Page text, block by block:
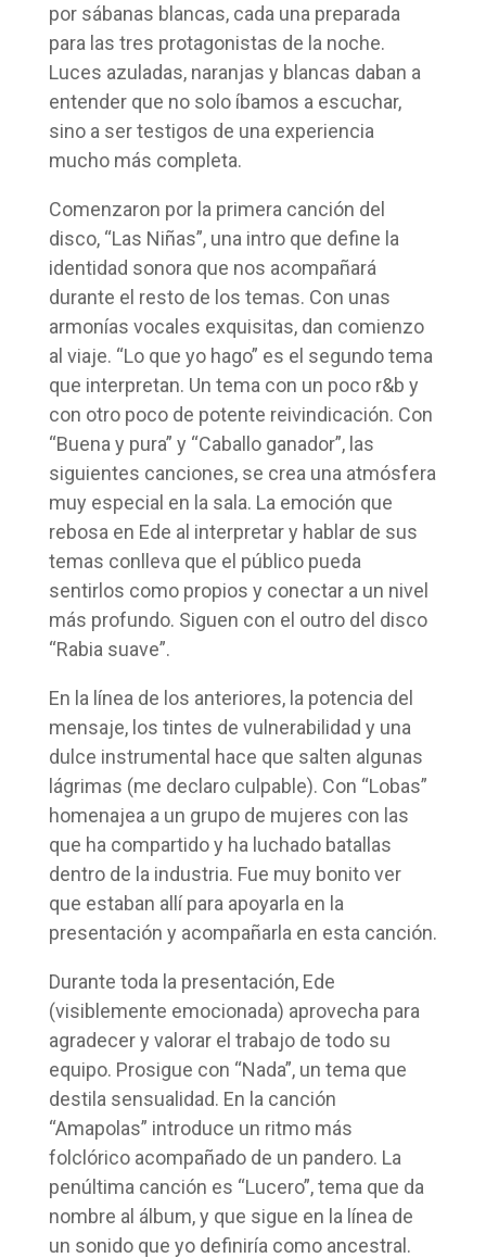
por sábanas blancas, cada una preparada
para las tres protagonistas de la noche.
Luces azuladas, naranjas y blancas daban a
entender que no solo íbamos a escuchar,
sino a ser testigos de una experiencia
mucho más completa.
Comenzaron por la primera canción del
disco, “Las Niñas”, una intro que define la
identidad sonora que nos acompañará
durante el resto de los temas. Con unas
armonías vocales exquisitas, dan comienzo
al viaje. “Lo que yo hago” es el segundo tema
que interpretan. Un tema con un poco r&b y
con otro poco de potente reivindicación. Con
“Buena y pura” y “Caballo ganador”, las
siguientes canciones, se crea una atmósfera
muy especial en la sala. La emoción que
rebosa en Ede al interpretar y hablar de sus
temas conlleva que el público pueda
sentirlos como propios y conectar a un nivel
más profundo. Siguen con el outro del disco
“Rabia suave”.
En la línea de los anteriores, la potencia del
mensaje, los tintes de vulnerabilidad y una
dulce instrumental hace que salten algunas
lágrimas (me declaro culpable). Con “Lobas”
homenajea a un grupo de mujeres con las
que ha compartido y ha luchado batallas
dentro de la industria. Fue muy bonito ver
que estaban allí para apoyarla en la
presentación y acompañarla en esta canción.
Durante toda la presentación, Ede
(visiblemente emocionada) aprovecha para
agradecer y valorar el trabajo de todo su
equipo. Prosigue con “Nada”, un tema que
destila sensualidad. En la canción
“Amapolas” introduce un ritmo más
folclórico acompañado de un pandero. La
penúltima canción es “Lucero”, tema que da
nombre al álbum, y que sigue en la línea de
un sonido que yo definiría como ancestral.